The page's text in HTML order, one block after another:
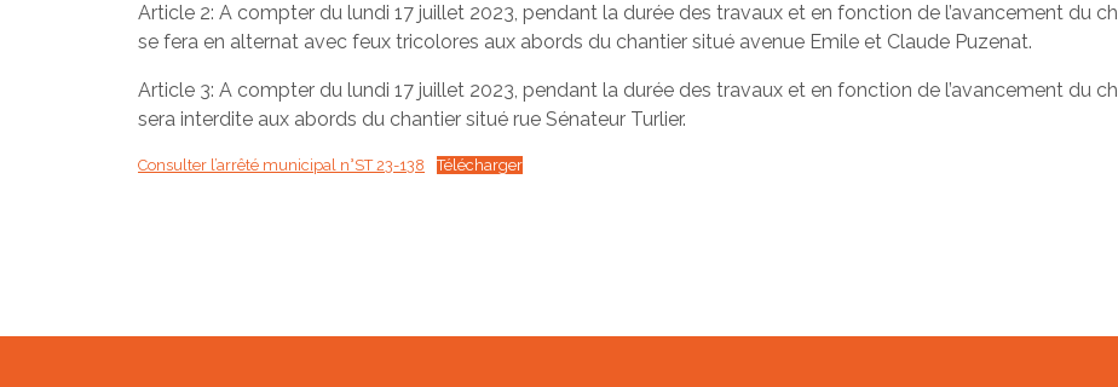
Article 2: A compter du lundi 17 juillet 2023, pendant la durée des travaux et en fonction de l’avancement du
se fera en alternat avec feux tricolores aux abords du chantier situé avenue Emile et Claude Puzenat.
Article 3: A compter du lundi 17 juillet 2023, pendant la durée des travaux et en fonction de l’avancement du
sera interdite aux abords du chantier situé rue Sénateur Turlier.
Consulter l’arrêté municipal n°ST 23-138 Télécharger